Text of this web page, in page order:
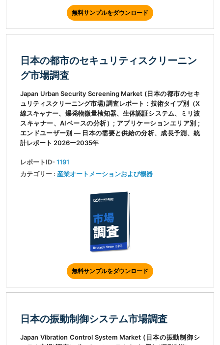
無料サンプルをダウンロード
日本の都市のセキュリティスクリーニン
グ市場調査
Japan Urban Security Screening Market (日本の都市のセキ
ュリティスクリーニング市場)調査レポート：技術タイプ別（X
線スキャナー、爆発物微量検知器、生体認証システム、ミリ波
スキャナー、AIベースの分析）; アプリケーションエリア別 ;
エンドユーザー別 ― 日本の需要と供給の分析、成長予測、統
計レポート 2026ー2035年
レポートID-1191
カテゴリー : 産業オートメーションおよび機器
無料サンプルをダウンロード
日本の振動制御システム市場調査
Japan Vibration Control System Market (日本の振動制御シ